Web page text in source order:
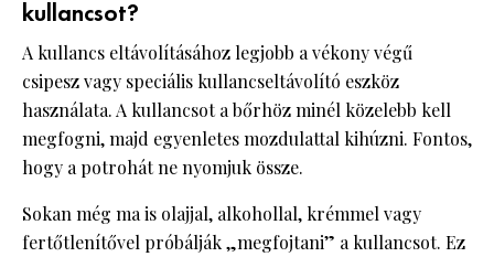
kullancsot?
A kullancs eltávolításához legjobb a vékony végű
csipesz vagy speciális kullancseltávolító eszköz
használata. A kullancsot a bőrhöz minél közelebb kell
megfogni, majd egyenletes mozdulattal kihúzni. Fontos,
hogy a potrohát ne nyomjuk össze.
Sokan még ma is olajjal, alkohollal, krémmel vagy
fertőtlenítővel próbálják „megfojtani” a kullancsot. Ez